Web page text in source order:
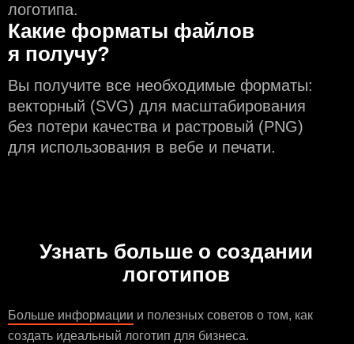
логотипа.
Какие форматы файлов
я получу?
Вы получите все необходимые форматы:
векторный (SVG) для масштабирования
без потери качества и растровый (PNG)
для использования в вебе и печати.
Узнать больше о создании
логотипов
Больше информации и полезных советов о том, как
создать идеальный логотип для бизнеса.